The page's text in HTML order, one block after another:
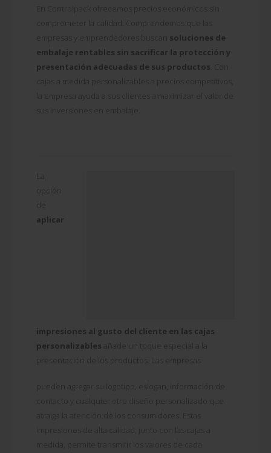
En Controlpack ofrecemos precios económicos sin
comprometer la calidad. Comprendemos que las
empresas y emprendedores buscan soluciones de
embalaje rentables sin sacrificar la protección y
presentación adecuadas de sus productos
cajas a medida personalizables a precios competitivos,
la empresa ayuda a sus clientes a maximizar el valor de
sus inversiones en embalaje.
aplicar
impresiones al gusto del cliente en las cajas
personalizables añade un toque especial a la
presentación de los productos. Las empresas
pueden agregar su logotipo, eslogan, información de
contacto y cualquier otro diseño personalizado que
atraiga la atención de los consumidores. Estas
impresiones de alta calidad, junto con las cajas a
medida, permite transmitir los valores de cada